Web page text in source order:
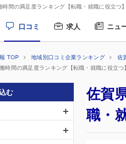
間の満足度ランキング【転職・就職に役立つ】
口コミ 求人 ニュ
TOP 地域別口コミ企業ランキング 佐
間の満足度ランキング【転職・就職に役立つ】
佐賀
職・
む